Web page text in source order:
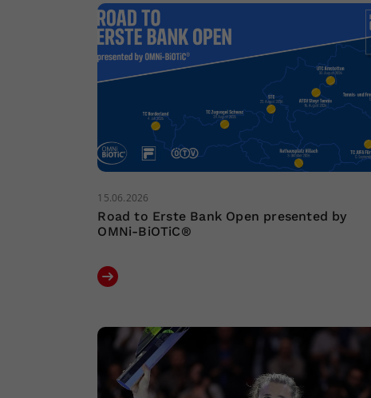
15.06.2026
Road to Erste Bank Open presented by
OMNi-BiOTiC®